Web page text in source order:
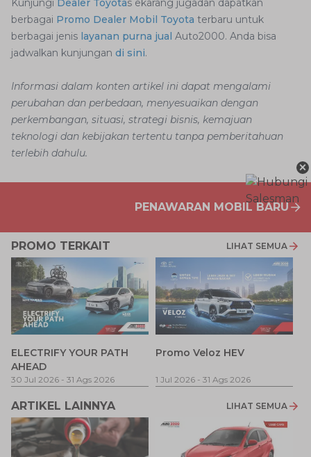
Kunjungi Dealer Toyotas ekarang jugadan dapatkan
berbagai Promo Dealer Mobil Toyota terbaru untuk
berbagai jenis layanan purna jual Auto2000. Anda bisa
jadwalkan kunjungan di sini.
Informasi dalam konten artikel ini dapat mengalami
perubahan dan perbedaan, menyesuaikan dengan
perkembangan, situasi, strategi bisnis, kemajuan
teknologi dan kebijakan tertentu tanpa pemberitahuan
terlebih dahulu.
PENAWARAN MOBIL BARU
PROMO TERKAIT LIHAT SEMUA
ELECTRIFY YOUR PATH
AHEAD
30 Jul 2026 - 31 Ags 2026
Promo Veloz HEV
1 Jul 2026 - 31 Ags 2026
ARTIKEL LAINNYA LIHAT SEMUA
×